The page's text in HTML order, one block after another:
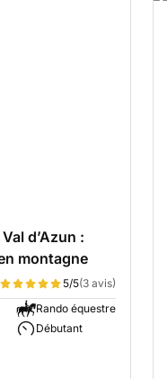
d’Azun :
montagne
5/5(3 avis)
Rando équestre
Débutant